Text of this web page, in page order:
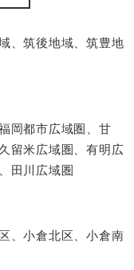
、筑後地域、筑豊地
岡都市広域圏、甘
留米広域圏、有明広
田川広域圏
、小倉北区、小倉南